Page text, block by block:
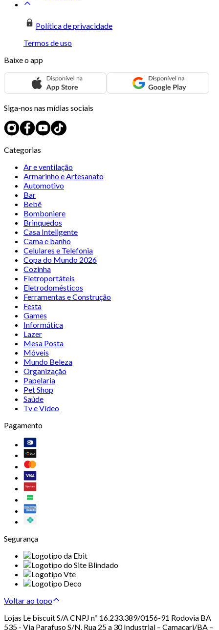
Política de privacidade
Termos de uso
Baixe o app
Siga-nos nas mídias sociais
Categorias
Ar e ventilação
Armarinho e Artesanato
Automotivo
Bar
Bebê
Bomboniere
Brinquedos
Casa Inteligente
Cama e banho
Celulares e Telefonia
Copa do Mundo 2026
Cozinha
Eletroportáteis
Eletrodomésticos
Ferramentas e Construção
Festa
Games
Informática
Lazer
Mesa Posta
Móveis
Mundo Beleza
Organização
Papelaria
Pet Shop
Saúde
Tv e Vídeo
Pagamento
Segurança
Voltar ao topo
Lojas Le biscuit S/A CNPJ nº 16.233.389/0156-91 Rodovia BA
535 - Via Parafuso S/N, Rua 25 a 30 Industrial – Camaçari/BA –